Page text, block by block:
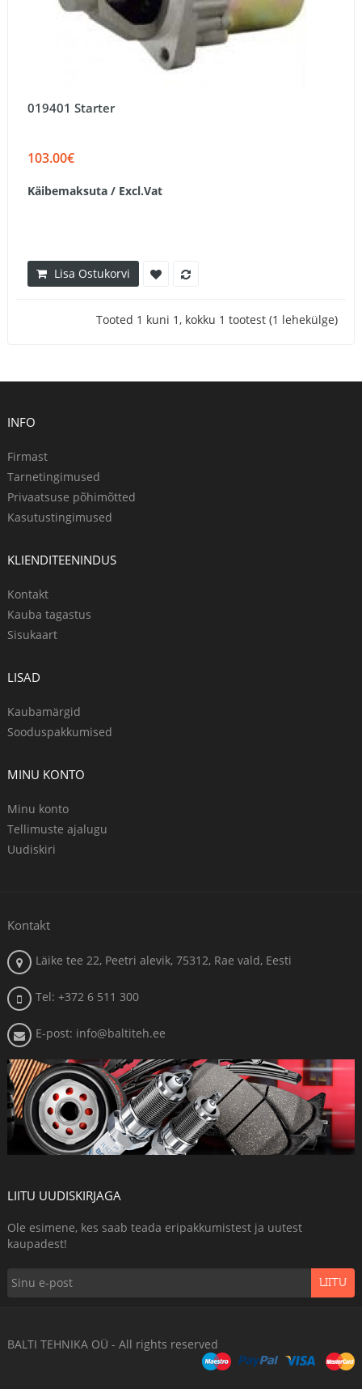
019401 Starter
103.00€
Käibemaksuta / Excl.Vat
Lisa Ostukorvi
Tooted 1 kuni 1, kokku 1 tootest (1 lehekülge)
INFO
Firmast
Tarnetingimused
Privaatsuse põhimõtted
Kasutustingimused
KLIENDITEENINDUS
Kontakt
Kauba tagastus
Sisukaart
LISAD
Kaubamärgid
Sooduspakkumised
MINU KONTO
Minu konto
Tellimuste ajalugu
Uudiskiri
Kontakt
Läike tee 22, Peetri alevik, 75312, Rae vald, Eesti
Tel: +372 6 511 300
E-post: info@baltiteh.ee
LIITU UUDISKIRJAGA
Ole esimene, kes saab teada eripakkumistest ja uutest
kaupadest!
LIITU
BALTI TEHNIKA OÜ - All rights reserved